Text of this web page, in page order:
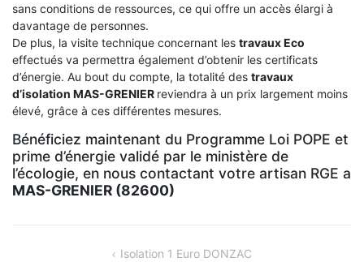
sans conditions de ressources, ce qui offre un accès élargi à
davantage de personnes.
De plus, la visite technique concernant les travaux Eco
effectués va permettra également d’obtenir les certificats
d’énergie. Au bout du compte, la totalité des travaux
d’isolation MAS-GRENIER reviendra à un prix largement moins
élevé, grâce à ces différentes mesures.
Bénéficiez maintenant du Programme Loi POPE et
prime d’énergie validé par le ministère de
l’écologie, en nous contactant votre artisan RGE a
MAS-GRENIER (82600)
Isolation 1 Euro DONZAC